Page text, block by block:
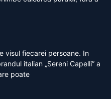
visul fiecarei persoane. In
italian „Sereni Capelli” a
poate